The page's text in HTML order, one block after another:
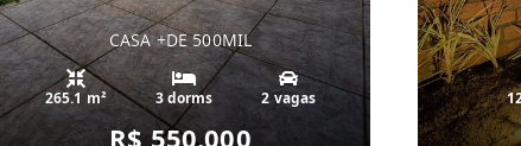
CASA +DE 500MIL
265.1 m² 3 dorms 2 vagas
R$ 550.000